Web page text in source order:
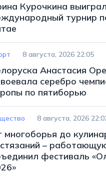
Курочкина
турнир
8 августа, 2026 22:05
Анастасия
серебро
по пятиборью
8 августа, 2026
многоборья до
–
фестиваль